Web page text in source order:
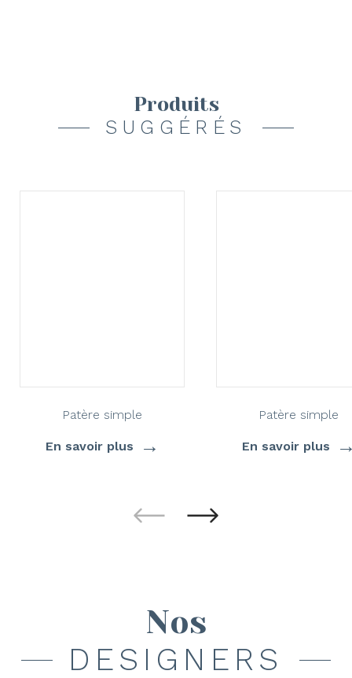
Produits
SUGGÉRÉS
Patère simple
En savoir plus →
Patère simple
En savoir plus
Nos
DESIGNERS